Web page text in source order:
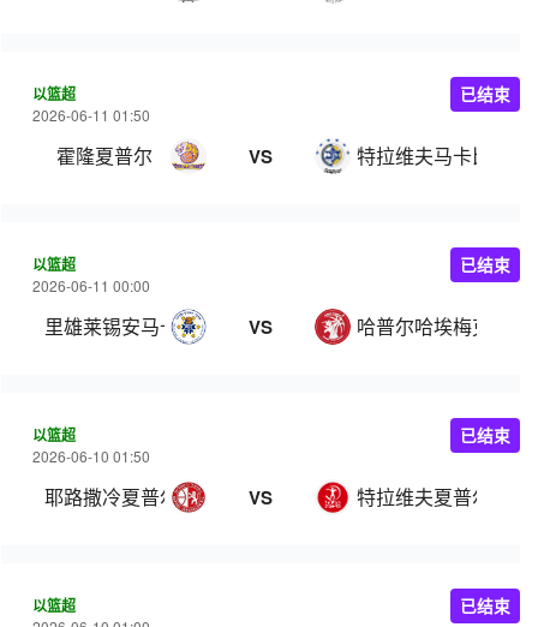
以篮超
2026-06-11 01:50
霍隆夏普尔 VS 特拉维夫马卡比
已结束
以篮超
2026-06-11 00:00
里雄莱锡安马卡比 VS 哈普尔哈埃梅克
已结束
以篮超
2026-06-10 01:50
耶路撒冷夏普尔 VS 特拉维夫夏普尔
已结束
以篮超 已结束